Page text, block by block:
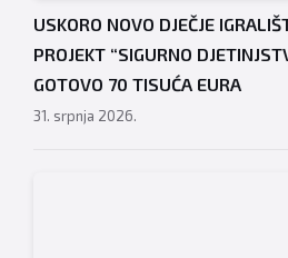
USKORO NOVO DJEČJE
PROJEKT “SIGURNO
GOTOVO 70 TISUĆA EURA
31. srpnja 2026.